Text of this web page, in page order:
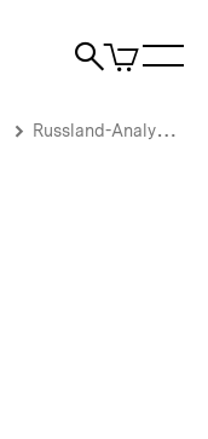
Suche
Artikel
im
Russland-Analysen